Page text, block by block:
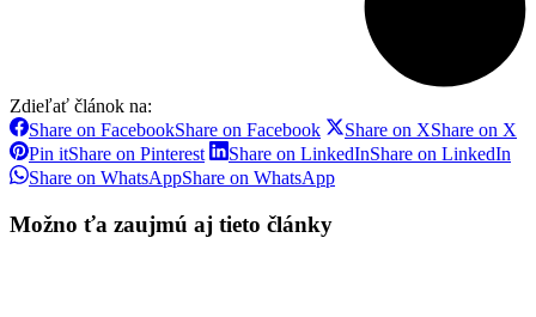
Zdieľať článok na:
Share on FacebookShare on Facebook Share on XShare on X
Pin itShare on Pinterest Share on LinkedInShare on LinkedIn
Share on WhatsAppShare on WhatsApp
Možno ťa zaujmú aj tieto články